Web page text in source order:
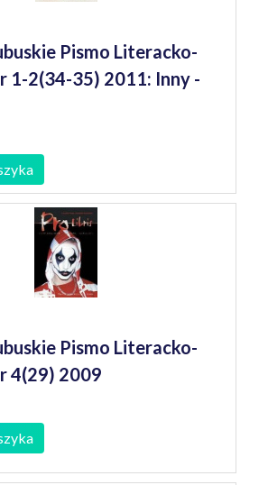
Pismo Literacko-
1-2(34-35) 2011: Inny -
Pismo Literacko-
4(29) 2009